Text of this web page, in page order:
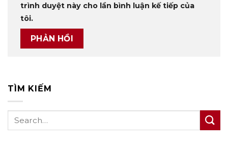
trình duyệt này cho lần bình luận kế tiếp của
tôi.
TÌM KIẾM